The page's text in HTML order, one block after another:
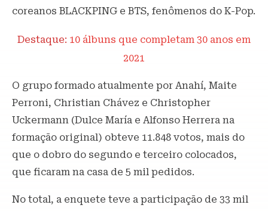
coreanos BLACKPING e BTS, fenômenos do K-Pop.
Destaque: 10 álbuns que completam 30 anos em
2021
O grupo formado atualmente por Anahí, Maite
Perroni, Christian Chávez e Christopher
Uckermann (Dulce María e Alfonso Herrera na
formação original) obteve 11.848 votos, mais do
que o dobro do segundo e terceiro colocados,
que ficaram na casa de 5 mil pedidos.
No total, a enquete teve a participação de 33 mil